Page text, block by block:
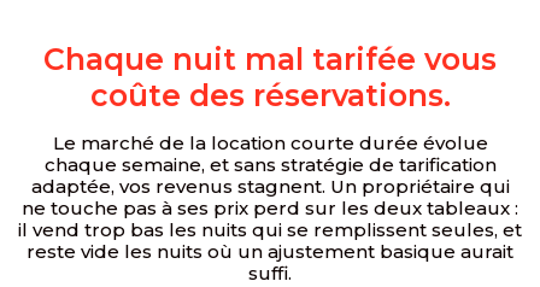
Chaque nuit mal tarifée vous
coûte des réservations.
Le marché de la location courte durée évolue
chaque semaine, et sans stratégie de tarification
adaptée, vos revenus stagnent. Un propriétaire qui
ne touche pas à ses prix perd sur les deux tableaux :
il vend trop bas les nuits qui se remplissent seules, et
reste vide les nuits où un ajustement basique aurait
suffi.